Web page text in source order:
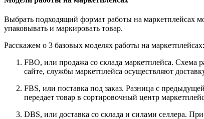
Выбрать подходящий формат работы на маркетплейсах
упаковывать и маркировать товар.
Расскажем о 3 базовых моделях работы на маркетплейсах:
FBO, или продажа со склада маркетплейса. Схема
сайте, службы маркетплейса осуществляют
FBS, или поставка под заказ. Разница с
передает товар в сортировочный центр
DBS, или доставка со склада и силами селлера.